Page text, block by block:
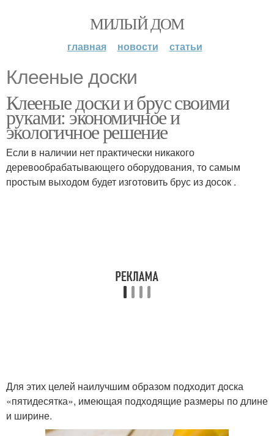
МИЛЫЙ ДОМ
главная новости статьи
Клееные доски
Клееные доски и брус своими
руками: экономичное и
экологичное решение
Если в наличии нет практически никакого
деревообрабатывающего оборудования, то самым
простым выходом будет изготовить брус из досок .
Для этих целей наилучшим образом подходит доска
«пятидесятка», имеющая подходящие размеры по длине
и ширине.